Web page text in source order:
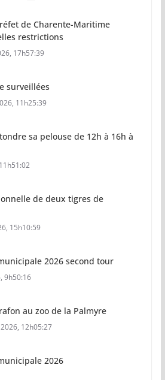
de Charente-Maritime
restrictions
17h57:39
surveillées
11h25:39
sa pelouse de 12h à 16h à
de deux tigres de
15h10:59
2026 second tour
9h50:16
au zoo de la Palmyre
12h05:27
2026